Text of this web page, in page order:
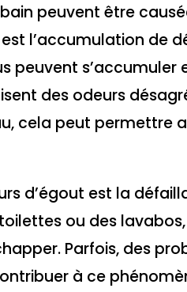
peuvent être
l’accumulation de
peuvent
des odeurs
cela peut permettre
d’égout est la
ou des
Parfois, des
à ce